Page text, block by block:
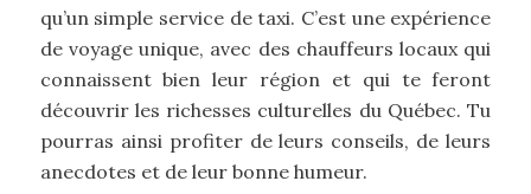
qu’un simple service de taxi. C’est une expérience
de voyage unique, avec des chauffeurs locaux qui
connaissent bien leur région et qui te feront
découvrir les richesses culturelles du Québec. Tu
pourras ainsi profiter de leurs conseils, de leurs
anecdotes et de leur bonne humeur.